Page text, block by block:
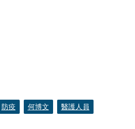
防疫 何博文 醫護人員